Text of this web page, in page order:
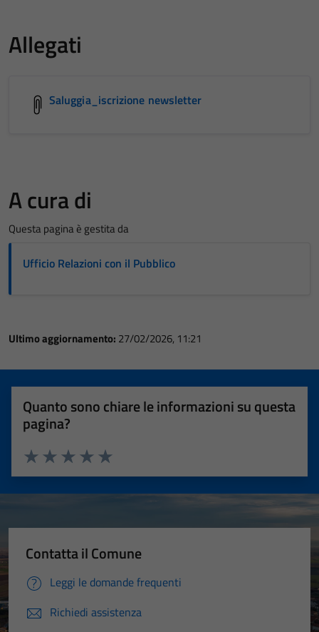
Allegati
Saluggia_iscrizione newsletter
A cura di
Questa pagina è gestita da
Ufficio Relazioni con il Pubblico
Ultimo aggiornamento: 27/02/2026, 11:21
Quanto sono chiare le informazioni su questa
pagina?
Valuta 5 stelle su 5
Valuta 4 stelle su 5
Valuta 3 stelle su 5
Valuta 2 stelle su 5
Valuta 1 stelle su 5
Contatta il Comune
Leggi le domande frequenti
Richiedi assistenza